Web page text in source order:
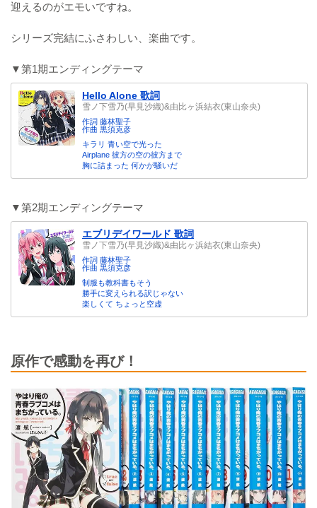
迎えるのがエモいですね。
シリーズ完結にふさわしい、楽曲です。
▼第1期エンディングテーマ
Hello Alone 歌詞
雪ノ下雪乃(早見沙織)&由比ヶ浜結衣(東山奈央)
作詞 藤林聖子
作曲 黒須克彦
キラリ 青い空で光った
Airplane 彼方の空の彼方まで
胸に詰まった 何かが騒いだ
▼第2期エンディングテーマ
エブリデイワールド 歌詞
雪ノ下雪乃(早見沙織)&由比ヶ浜結衣(東山奈央)
作詞 藤林聖子
作曲 黒須克彦
制服も教科書もそう
勝手に変えられる訳じゃない
楽しくて ちょっと空虚
原作で感動を再び！